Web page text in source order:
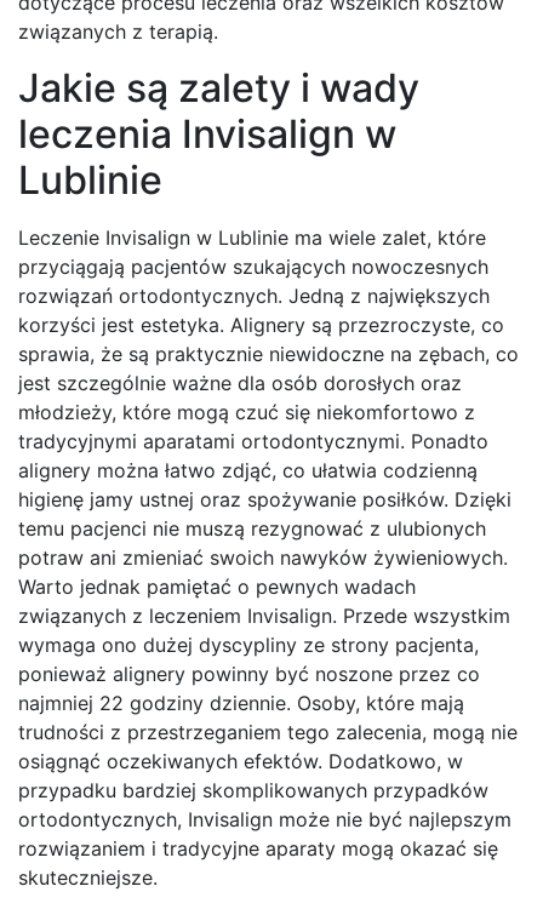
związanych z terapią.
Jakie są zalety i wady
leczenia Invisalign w
Lublinie
Leczenie Invisalign w Lublinie ma wiele zalet, które
przyciągają pacjentów szukających nowoczesnych
rozwiązań ortodontycznych. Jedną z największych
korzyści jest estetyka. Alignery są przezroczyste, co
sprawia, że są praktycznie niewidoczne na zębach, co
jest szczególnie ważne dla osób dorosłych oraz
młodzieży, które mogą czuć się niekomfortowo z
tradycyjnymi aparatami ortodontycznymi. Ponadto
alignery można łatwo zdjąć, co ułatwia codzienną
higienę jamy ustnej oraz spożywanie posiłków. Dzięki
temu pacjenci nie muszą rezygnować z ulubionych
potraw ani zmieniać swoich nawyków żywieniowych.
Warto jednak pamiętać o pewnych wadach
związanych z leczeniem Invisalign. Przede wszystkim
wymaga ono dużej dyscypliny ze strony pacjenta,
ponieważ alignery powinny być noszone przez co
najmniej 22 godziny dziennie. Osoby, które mają
trudności z przestrzeganiem tego zalecenia, mogą nie
osiągnąć oczekiwanych efektów. Dodatkowo, w
przypadku bardziej skomplikowanych przypadków
ortodontycznych, Invisalign może nie być najlepszym
rozwiązaniem i tradycyjne aparaty mogą okazać się
skuteczniejsze.